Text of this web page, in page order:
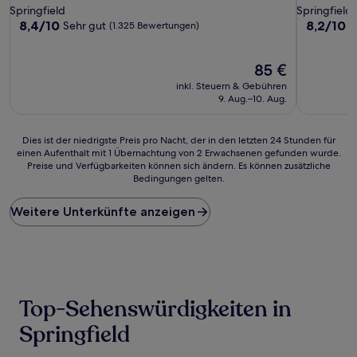
Sterne-
Unterkunft
Springfield
8.4
8,4/10 Sehr gut (1.325 Bewertungen)
Der
Preis
beträgt
85 €
inkl. Steuern & Gebühren
9. Aug.–10. Aug.
Sterne-
Springfield
8.2
8,2/10
Dies
ist
Preis
pro
Nacht,
24 Stunden
einen
Aufenthalt
Dies ist der niedrigste Preis pro Nacht, der in den letzten 24 Stunden für
einen Aufenthalt mit 1 Übernachtung von 2 Erwachsenen gefunden wurde.
Preise und Verfügbarkeiten können sich ändern. Es können zusätzliche
Bedingungen gelten.
Weitere Unterkünfte anzeigen
Top-Sehenswürdigkeiten in
Springfield